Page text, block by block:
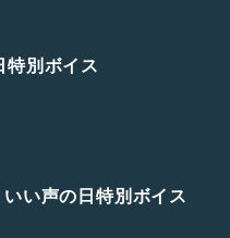
別ボイス
い声の日特別ボイス